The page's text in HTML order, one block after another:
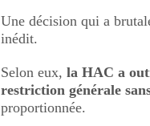
Une décision qui a
inédit.
Selon eux, la HAC a
restriction générale
proportionnée.